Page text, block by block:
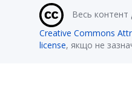
Весь контент
Creative Commons
license, якщо не